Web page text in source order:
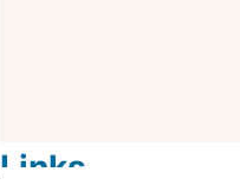
Links